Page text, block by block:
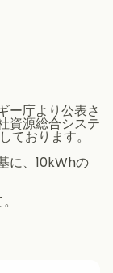
ー庁より公表さ
資源総合システ
ております。
に、10kWhの